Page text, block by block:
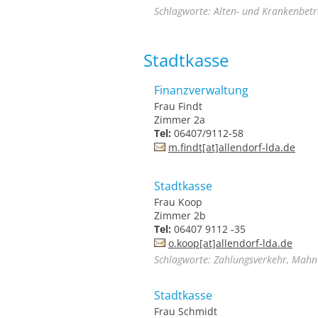
Schlagworte: Alten- und
Stadtkasse
Finanzverwaltung
Frau Findt
Zimmer 2a
Tel: 06407/9112-58
m.findt[at]allendorf-lda.de
Stadtkasse
Frau Koop
Zimmer 2b
Tel: 06407 9112 -35
o.koop[at]allendorf-lda.de
Schlagworte: Zahlungsverkehr,
Stadtkasse
Frau Schmidt